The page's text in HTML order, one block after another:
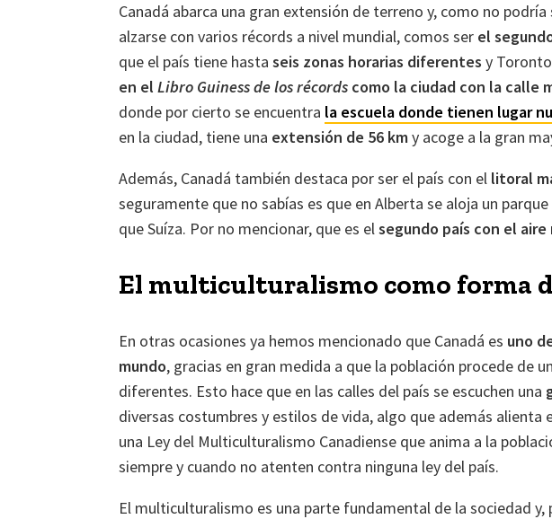
Canadá abarca una gran extensión de terreno y, como no
alzarse con varios récords a nivel mundial, comos ser el
que el país tiene hasta seis zonas horarias diferentes y
en el Libro Guiness de los récords como la ciudad con la calle
donde por cierto se encuentra la escuela donde tienen lugar
en la ciudad, tiene una extensión de 56 kmy acoge a la gran
Además, Canadá también destaca por ser el país con el litoral
seguramente que no sabías es que en Alberta se aloja un
que Suíza. Por no mencionar, que es elsegundo país con el aire
El multiculturalismo como forma
En otras ocasiones ya hemos mencionado que Canadá es uno
mundo, gracias en gran medida a que la población procede de
diferentes. Esto hace que en las calles del país se escuchen una
diversas costumbres y estilos de vida, algo que además alienta
una Ley del Multiculturalismo Canadiense que anima a la
siempre y cuando no atenten contra ninguna ley del país.
El multiculturalismo es una parte fundamental de la sociedad y,